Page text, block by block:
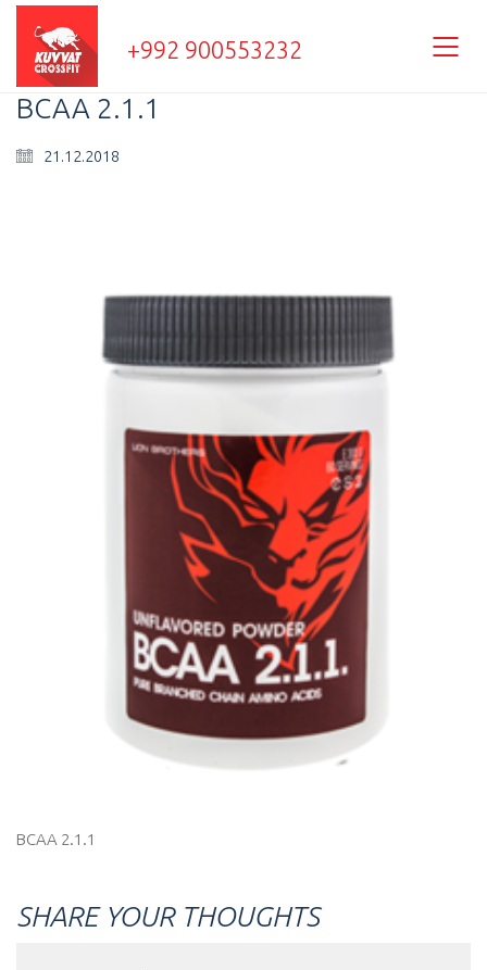
+992 900553232
BCAA 2.1.1
21.12.2018
BCAA 2.1.1
SHARE YOUR THOUGHTS